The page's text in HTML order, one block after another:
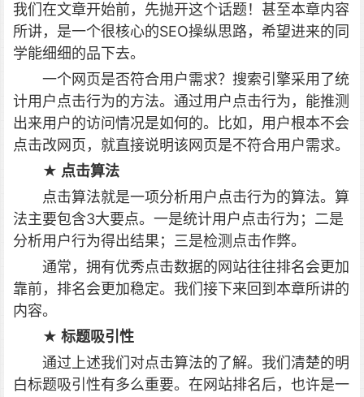
我们在文章开始前，先抛开这个话题！甚至本章内容
所讲，是一个很核心的SEO操纵思路，希望进来的同
学能细细的品下去。
一个网页是否符合用户需求？搜索引擎采用了统
计用户点击行为的方法。通过用户点击行为，能推测
出来用户的访问情况是如何的。比如，用户根本不会
点击改网页，就直接说明该网页是不符合用户需求。
★ 点击算法
点击算法就是一项分析用户点击行为的算法。算
法主要包含3大要点。一是统计用户点击行为；二是
分析用户行为得出结果；三是检测点击作弊。
通常，拥有优秀点击数据的网站往往排名会更加
靠前，排名会更加稳定。我们接下来回到本章所讲的
内容。
★ 标题吸引性
通过上述我们对点击算法的了解。我们清楚的明
白标题吸引性有多么重要。在网站排名后，也许是一